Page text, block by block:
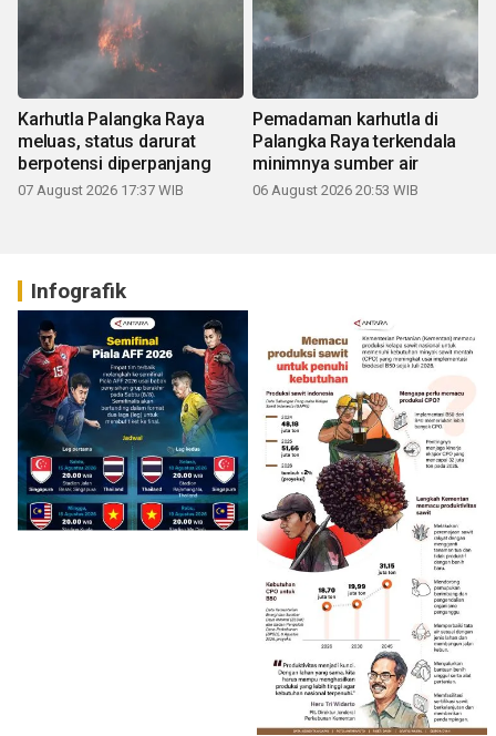
Karhutla Palangka Raya
meluas, status darurat
berpotensi diperpanjang
07 August 2026 17:37 WIB
Pemadaman karhutla di
Palangka Raya terkendala
minimnya sumber air
06 August 2026 20:53 WIB
Infografik